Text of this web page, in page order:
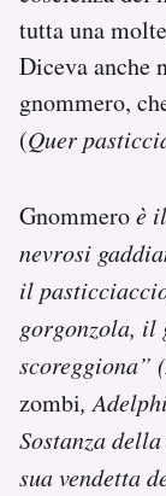
tutta una
Diceva anche
gnommero,
(Quer
Gnommeroè
nevrosi
il
gorgonzola, il
scoreggiona”
zombi,
Sostanza
sua vendetta